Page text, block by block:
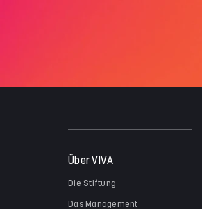
Über VIVA
Die Stiftung
Das Management